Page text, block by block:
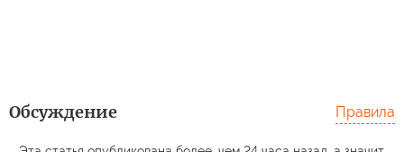
Обсуждение Правила